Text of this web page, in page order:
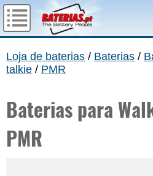
Loja de baterias / Baterias /
talkie / PMR
Baterias para
PMR